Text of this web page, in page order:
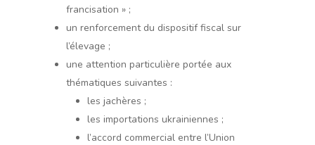
francisation » ;
un renforcement du dispositif fiscal sur
l’élevage ;
une attention particulière portée aux
thématiques suivantes :
les jachères ;
les importations ukrainiennes ;
l’accord commercial entre l’Union